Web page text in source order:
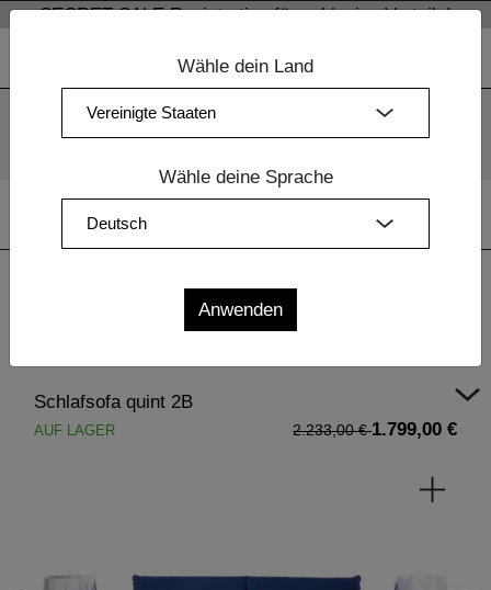
Wir verwenden Cookies. Mit der weiteren Nutzung unserer
SECRET SALE Registration für exklusive Vorteile!
| Schlafsofa quint 2B
Schlafsofa quint 2B
AUF LAGER 2.233,00 €1.799,00 €
Wähle dein Land
Wähle deine Sprache